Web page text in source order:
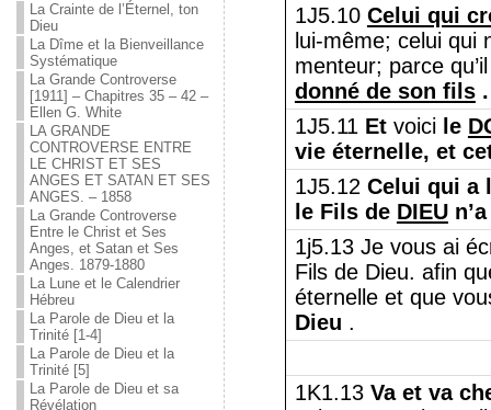
La Crainte de l’Éternel, ton
Dieu
La Dîme et la Bienveillance
Systématique
La Grande Controverse
[1911] – Chapitres 35 – 42 –
Ellen G. White
LA GRANDE
CONTROVERSE ENTRE
LE CHRIST ET SES
ANGES ET SATAN ET SES
ANGES. – 1858
La Grande Controverse
Entre le Christ et Ses
Anges, et Satan et Ses
Anges. 1879-1880
La Lune et le Calendrier
Hébreu
La Parole de Dieu et la
Trinité [1-4]
La Parole de Dieu et la
Trinité [5]
La Parole de Dieu et sa
Révélation
1J5.10 Celui qui
lui-même; celui qui
menteur; parce
donné de son fils .
1J5.11 Etvoici le
vie éternelle, et
1J5.12 Celui qui a
le Fils de DIEU
1j5.13 Je vous ai
Fils de Dieu. afin
éternelle et que
Dieu .
1K1.13 Va et va